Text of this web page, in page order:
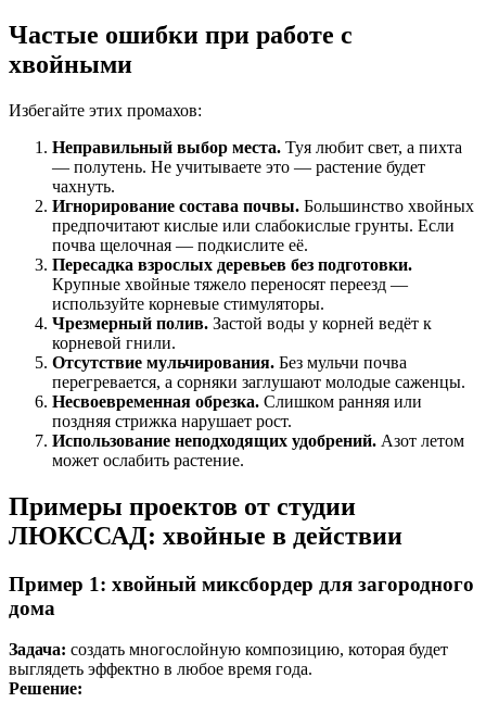
Частые ошибки при работе с
хвойными
Избегайте этих промахов:
Неправильный выбор места. Туя любит свет, а пихта
— полутень. Не учитываете это — растение будет
чахнуть.
Игнорирование состава почвы. Большинство хвойных
предпочитают кислые или слабокислые грунты. Если
почва щелочная — подкислите её.
Пересадка взрослых деревьев без подготовки.
Крупные хвойные тяжело переносят переезд —
используйте корневые стимуляторы.
Чрезмерный полив. Застой воды у корней ведёт к
корневой гнили.
Отсутствие мульчирования. Без мульчи почва
перегревается, а сорняки заглушают молодые саженцы.
Несвоевременная обрезка. Слишком ранняя или
поздняя стрижка нарушает рост.
Использование неподходящих удобрений. Азот летом
может ослабить растение.
Примеры проектов от студии
ЛЮКССАД: хвойные в действии
Пример 1: хвойный миксбордер для загородного
дома
Задача: создать многослойную композицию, которая будет
выглядеть эффектно в любое время года.
Решение: